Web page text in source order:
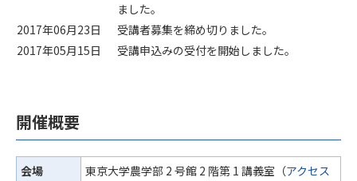
ました。
2017年06月23日
受講者募集を締め切りました。
2017年05月15日
受講申込みの受付を開始しました。
開催概要
会場 東京大学農学部 2 号館 2 階第 1 講義室（アクセス